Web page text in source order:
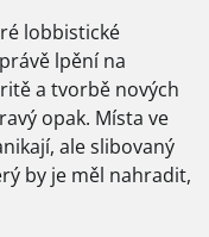
lobbistické
lpění na
a tvorbě nových
opak. Místa ve
ale slibovaný
by je měl nahradit,